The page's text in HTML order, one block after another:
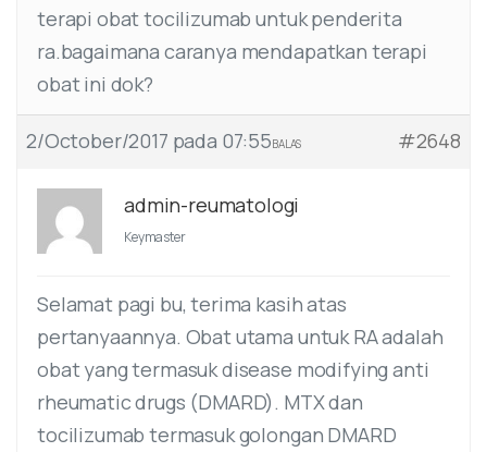
terapi obat tocilizumab untuk penderita
ra.bagaimana caranya mendapatkan terapi
obat ini dok?
2/October/2017 pada 07:55 #2648
BALAS
admin-reumatologi
Keymaster
Selamat pagi bu, terima kasih atas
pertanyaannya. Obat utama untuk RA adalah
obat yang termasuk disease modifying anti
rheumatic drugs (DMARD). MTX dan
tocilizumab termasuk golongan DMARD